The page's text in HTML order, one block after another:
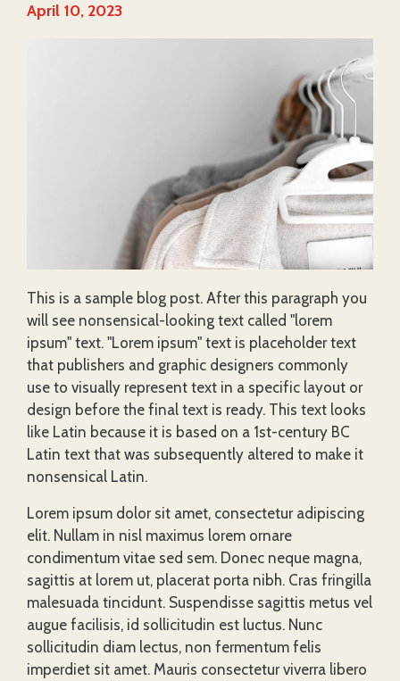
April 10, 2023
This is a sample blog post. After this paragraph you
will see nonsensical-looking text called "lorem
ipsum" text. "Lorem ipsum" text is placeholder text
that publishers and graphic designers commonly
use to visually represent text in a specific layout or
design before the final text is ready. This text looks
like Latin because it is based on a 1st-century BC
Latin text that was subsequently altered to make it
nonsensical Latin.
Lorem ipsum dolor sit amet, consectetur adipiscing
elit. Nullam in nisl maximus lorem ornare
condimentum vitae sed sem. Donec neque magna,
sagittis at lorem ut, placerat porta nibh. Cras fringilla
malesuada tincidunt. Suspendisse sagittis metus vel
augue facilisis, id sollicitudin est luctus. Nunc
sollicitudin diam lectus, non fermentum felis
imperdiet sit amet. Mauris consectetur viverra libero